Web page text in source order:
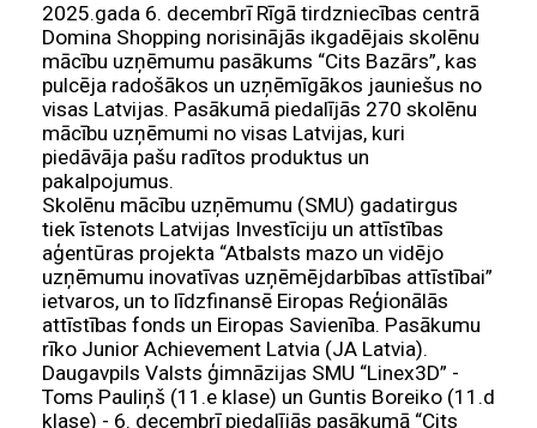
2025.gada 6. decembrī Rīgā tirdzniecības centrā
Domina Shopping norisinājās ikgadējais skolēnu
mācību uzņēmumu pasākums “Cits Bazārs”, kas
pulcēja radošākos un uzņēmīgākos jauniešus no
visas Latvijas. Pasākumā piedalījās 270 skolēnu
mācību uzņēmumi no visas Latvijas, kuri
piedāvāja pašu radītos produktus un
pakalpojumus.
Skolēnu mācību uzņēmumu (SMU) gadatirgus
tiek īstenots Latvijas Investīciju un attīstības
aģentūras projekta “Atbalsts mazo un vidējo
uzņēmumu inovatīvas uzņēmējdarbības attīstībai”
ietvaros, un to līdzfinansē Eiropas Reģionālās
attīstības fonds un Eiropas Savienība. Pasākumu
rīko Junior Achievement Latvia (JA Latvia).
Daugavpils Valsts ģimnāzijas SMU “Linex3D” -
Toms Pauliņš (11.e klase) un Guntis Boreiko (11.d
klase) - 6. decembrī piedalījās pasākumā “Cits